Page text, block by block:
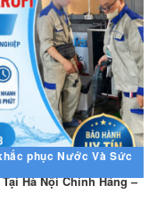
phục Nước Và Sức
Hà Nội Chính Hãng –